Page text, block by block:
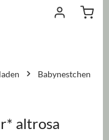
Babynestchen
5 Sternen
altrosa